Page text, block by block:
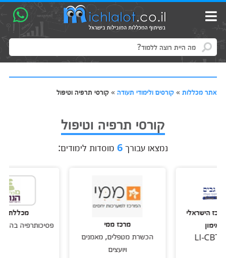
אתר מכללות» קורסים ולימודי תעודה» קורסי תרפיה וטיפול
קורסי תרפיה וטיפול
נמצאו עבורך6 מוסדות לימודים:
מרכז ממי
הכשרת מטפלים, מאמנים
ויועצים
מכללת הנות
פסיכותרפיה בהדגשת LICBT